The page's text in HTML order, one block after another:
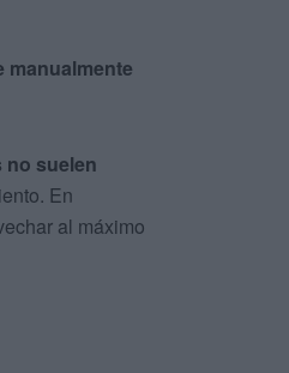
suelen
En
al máximo